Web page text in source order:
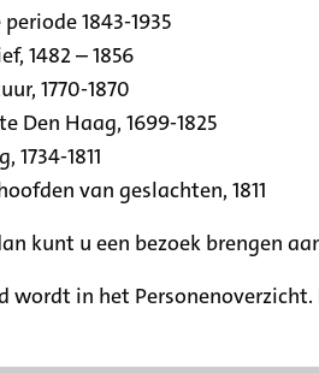
1843-1935
1482 – 1856
1770-1870
Den Haag, 1699-1825
1811
van geslachten, 1811
kunt u een bezoek brengen
in het